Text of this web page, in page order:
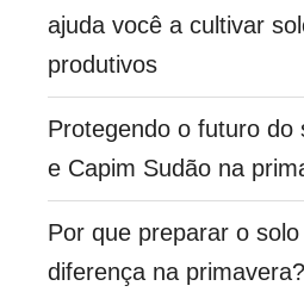
ajuda você a cultivar
produtivos
Protegendo o futuro do
e Capim Sudão na
Por que preparar o
diferença na primavera?